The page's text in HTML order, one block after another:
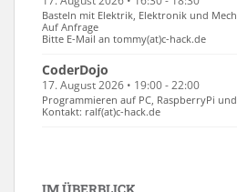
Basteln mit Elektrik, Elektronik und
Auf Anfrage
Bitte E-Mail an tommy(at)c-hack.de
CoderDojo
17. August 2026 • 19:00 - 22:00
Programmieren auf PC, RaspberryPi
Kontakt: ralf(at)c-hack.de